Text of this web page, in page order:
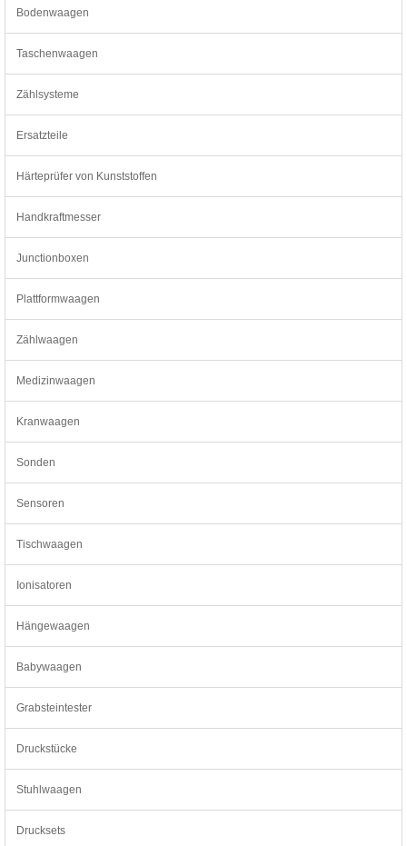
Bodenwaagen
Taschenwaagen
Zählsysteme
Ersatzteile
Härteprüfer von Kunststoffen
Handkraftmesser
Junctionboxen
Plattformwaagen
Zählwaagen
Medizinwaagen
Kranwaagen
Sonden
Sensoren
Tischwaagen
Ionisatoren
Hängewaagen
Babywaagen
Grabsteintester
Druckstücke
Stuhlwaagen
Drucksets